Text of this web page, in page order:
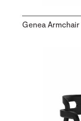
Genea Armchair